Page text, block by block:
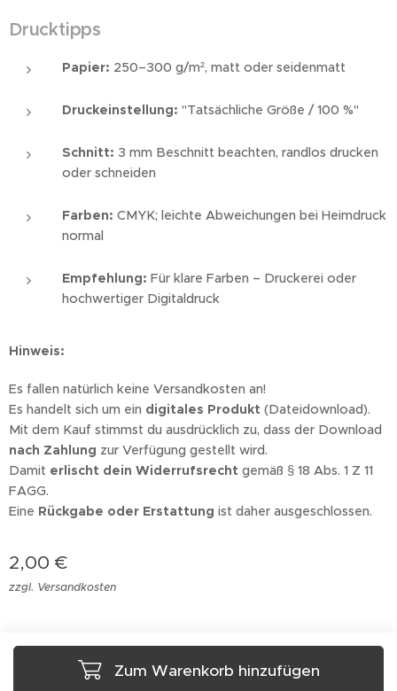
Drucktipps
Papier: 250–300 g/m², matt oder seidenmatt
Druckeinstellung: "Tatsächliche Größe / 100 %"
Schnitt: 3 mm Beschnitt beachten, randlos drucken
oder schneiden
Farben: CMYK; leichte Abweichungen bei Heimdruck
normal
Empfehlung: Für klare Farben – Druckerei oder
hochwertiger Digitaldruck
Hinweis:
Es fallen natürlich keine Versandkosten an!
Es handelt sich um ein digitales Produkt (Dateidownload).
Mit dem Kauf stimmst du ausdrücklich zu, dass der Download
nach Zahlung zur Verfügung gestellt wird.
Damit erlischt dein Widerrufsrecht gemäß § 18 Abs. 1 Z 11
FAGG.
Eine Rückgabe oder Erstattung ist daher ausgeschlossen.
2,00 €
zzgl. Versandkosten
Zum Warenkorb hinzufügen